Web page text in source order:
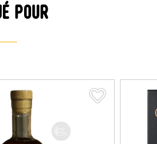
pour
favorite_border
favorite_border